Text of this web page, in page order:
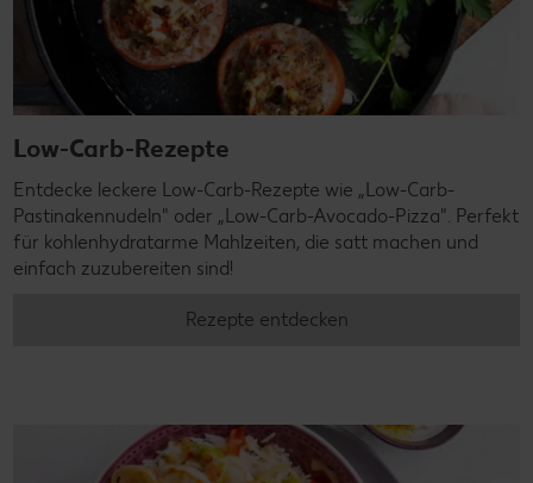
Low-Carb-Rezepte
Entdecke leckere Low-Carb-Rezepte wie „Low-Carb-
Pastinakennudeln" oder „Low-Carb-Avocado-Pizza". Perfekt
für kohlenhydratarme Mahlzeiten, die satt machen und
einfach zuzubereiten sind!
Rezepte entdecken